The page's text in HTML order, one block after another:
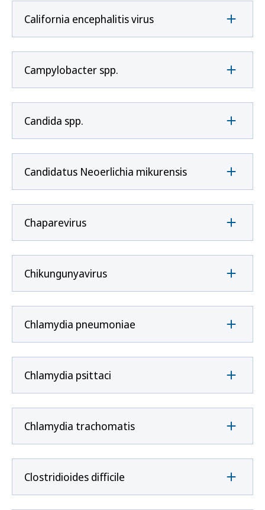
California encephalitis virus
Campylobacter spp.
Candida spp.
Candidatus Neoerlichia mikurensis
Chaparevirus
Chikungunyavirus
Chlamydia pneumoniae
Chlamydia psittaci
Chlamydia trachomatis
Clostridioides difficile